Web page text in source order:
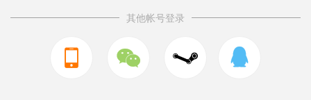
其他帐号登录
  